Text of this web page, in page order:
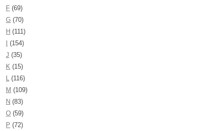
F (69)
G (70)
H (111)
(154)
J (35)
K (15)
L (116)
M (109)
N (83)
O (59)
P (72)